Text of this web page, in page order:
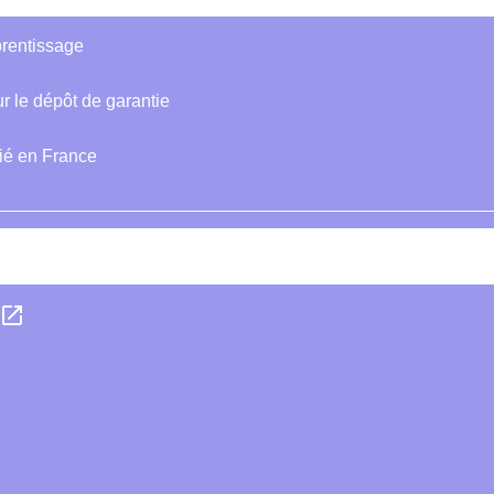
le dépôt de garantie
en France
open_in_new